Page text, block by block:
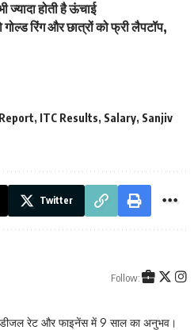
ज्यादा होती है ऊंचाई
रिंग और छात्रों को फ्री लैपटॉप,
, ITC Results, Salary, Sanjiv
Twitter
Follow:
डीजल रेट और फाइनेंस में 9 साल का अनुभव।